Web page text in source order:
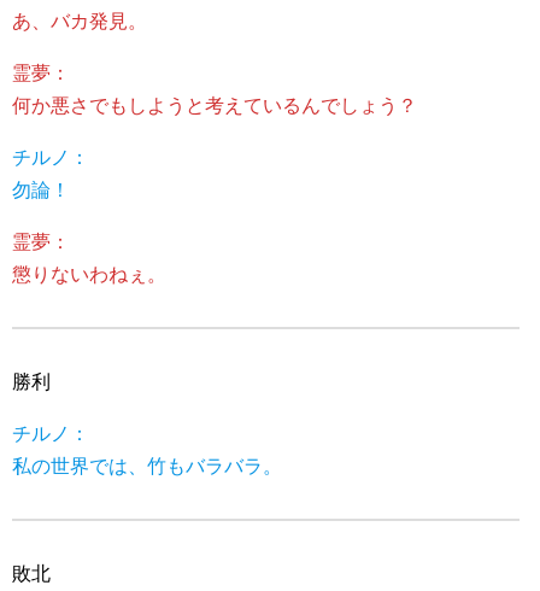
あ、バカ発見。
霊夢：
何か悪さでもしようと考えているんでしょう？
チルノ：
勿論！
霊夢：
懲りないわねぇ。
勝利
チルノ：
私の世界では、竹もバラバラ。
敗北